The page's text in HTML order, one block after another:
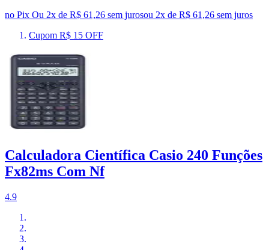
no Pix Ou 2x de R$ 61,26 sem jurosou 2x de R$ 61,26 sem juros
Cupom R$ 15 OFF
Calculadora Científica Casio 240 Funções
Fx82ms Com Nf
4.9